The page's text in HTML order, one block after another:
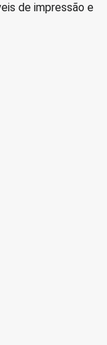
de impressão e